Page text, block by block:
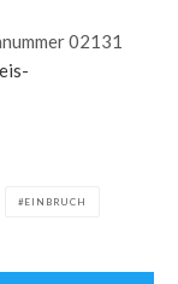
02131
EINBRUCH